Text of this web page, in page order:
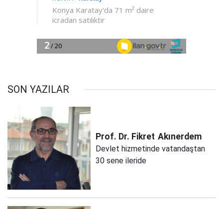
SON YAZILAR
Prof. Dr. Fikret Akınerdem
Devlet hizmetinde vatandaştan
30 sene ileride